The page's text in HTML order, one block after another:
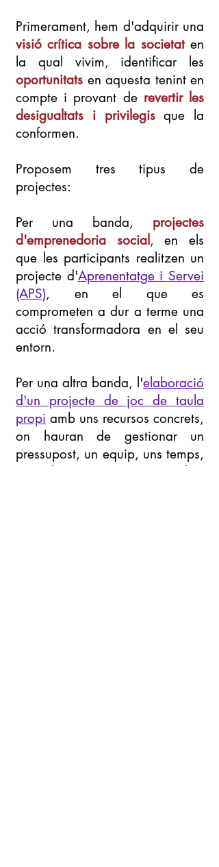
Primerament, hem d'adquirir una
visió crítica sobre la societaten
la qual vivim, identificar les
oportunitats en aquesta tenint en
compte i provant de revertir les
desigualtats i privilegisque la
conformen.
Proposem tres tipus de
projectes:
Per una banda, projectes
d'emprenedoria social, en els
que les participants realitzen un
projecte d'Aprenentatge i Servei
(APS), en el que es
comprometen a dur a terme una
acció transformadora en el seu
entorn.
Per una altra banda, l'elaboració
d'un projecte de joc de taula
propi amb uns recursos concrets,
on hauran de gestionar un
pressupost, un equip, uns temps,
uns objectius, etc. Per acabar